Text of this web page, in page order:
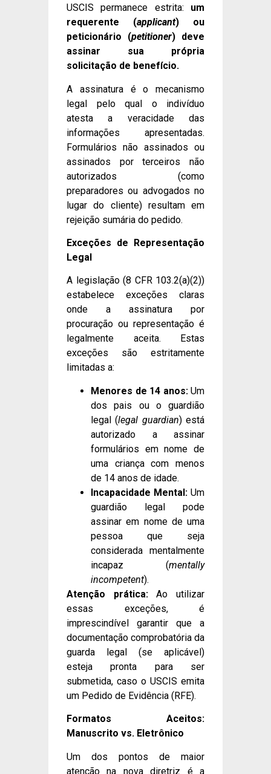
USCIS permanece estrita: um
requerente (applicant) ou
peticionário (petitioner) deve
assinar sua própria
solicitação de benefício.
A assinatura é o mecanismo
legal pelo qual o indivíduo
atesta a veracidade das
informações apresentadas.
Formulários não assinados ou
assinados por terceiros não
autorizados (como
preparadores ou advogados no
lugar do cliente) resultam em
rejeição sumária do pedido.
Exceções de Representação
Legal
A legislação (8 CFR 103.2(a)(2))
estabelece exceções claras
onde a assinatura por
procuração ou representação é
legalmente aceita. Estas
exceções são estritamente
limitadas a:
Menores de 14 anos:Um
dos pais ou o guardião
legal (legal guardian) está
autorizado a assinar
formulários em nome de
uma criança com menos
de 14 anos de idade.
Incapacidade Mental: Um
guardião legal pode
assinar em nome de uma
pessoa que seja
considerada mentalmente
incapaz (mentally
incompetent).
Atenção prática:Ao utilizar
essas exceções, é
imprescindível garantir que a
documentação comprobatória da
guarda legal (se aplicável)
esteja pronta para ser
submetida, caso o USCIS emita
um Pedido de Evidência (RFE).
Formatos Aceitos:
Manuscrito vs. Eletrônico
Um dos pontos de maior
atenção na nova diretriz é a